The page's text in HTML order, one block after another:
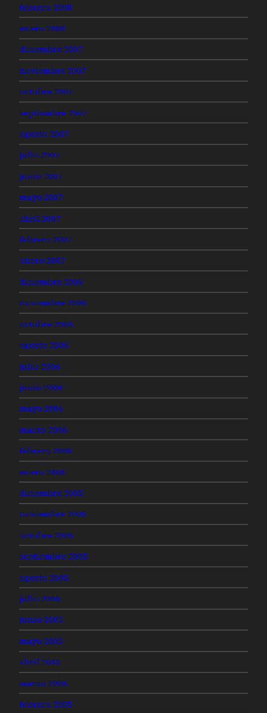
febrero 2008
enero 2008
diciembre 2007
noviembre 2007
octubre 2007
septiembre 2007
agosto 2007
julio 2007
junio 2007
mayo 2007
abril 2007
febrero 2007
enero 2007
diciembre 2006
noviembre 2006
octubre 2006
agosto 2006
julio 2006
junio 2006
mayo 2006
marzo 2006
febrero 2006
enero 2006
diciembre 2005
noviembre 2005
octubre 2005
septiembre 2005
agosto 2005
julio 2005
junio 2005
mayo 2005
abril 2005
marzo 2005
febrero 2005